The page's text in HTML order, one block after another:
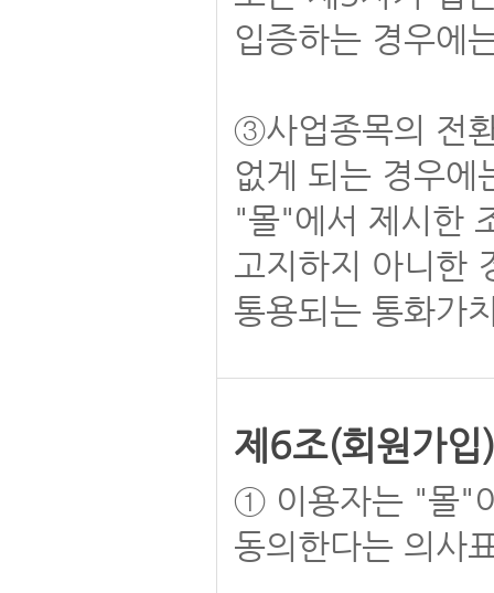
입증하는 경우에
③사업종목의 전
없게 되는 경우
"몰"에서 제시한
고지하지 아니한
통용되는 통화가
제6조(회원가입)
① 이용자는 "몰"
동의한다는 의사